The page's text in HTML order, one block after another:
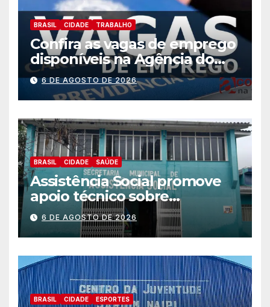
BRASIL CIDADE TRABALHO
Confira as vagas de emprego
disponíveis na Agência do
Trabalhador
6 DE AGOSTO DE 2026
BRASIL CIDADE SAÚDE
Assistência Social promove
apoio técnico sobre
preparação e resposta a
situações de emergência e
calamidade pública
6 DE AGOSTO DE 2026
BRASIL CIDADE ESPORTES